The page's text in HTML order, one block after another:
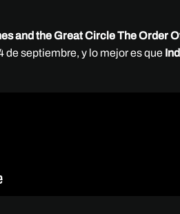
and the Great Circle The Order
de septiembre, y lo mejor es que